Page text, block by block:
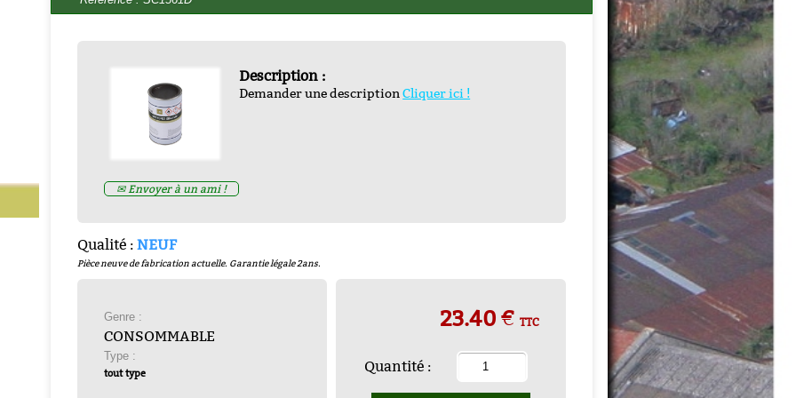
✉ Envoyer à un ami !
Description :
Demander une descriptionCliquer ici !
Qualité :NEUF
Pièce neuve de fabrication actuelle. Garantie légale 2ans.
Genre :
CONSOMMABLE
Type :
tout type
23.40 €TTC
Quantité :
ALLIES DE LA
ZND300022
Prix : 16.67€ HT